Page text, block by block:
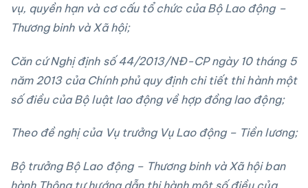
vụ, quyền hạn và cơ cấu tổchức của Bộ Lao động –
Thương binh và Xã hội;
Căn cứ Nghị định số44/2013/NĐ-CP ngày 10 tháng 5
năm 2013 của Chính phủ quy định chi tiết thihành một
sốđiều của Bộ luật lao động về hợp đồng lao động;
Theo đề nghị của Vụ trưởng Vụ Lao động – Tiền lương;
Bộ trưởng Bộ Lao động – Thương binh và Xã hội ban